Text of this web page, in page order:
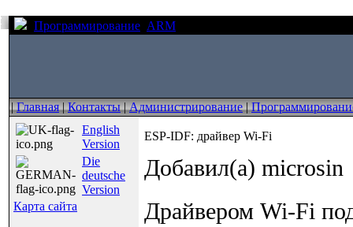
Программирование ARM
|Главная|Контакты|Администрирование|
English
Version
Die
deutsche
Version
Карта сайта
ESP-IDF: драйвер Wi-Fi
Добавил(а) microsin
Драйвером Wi-Fi